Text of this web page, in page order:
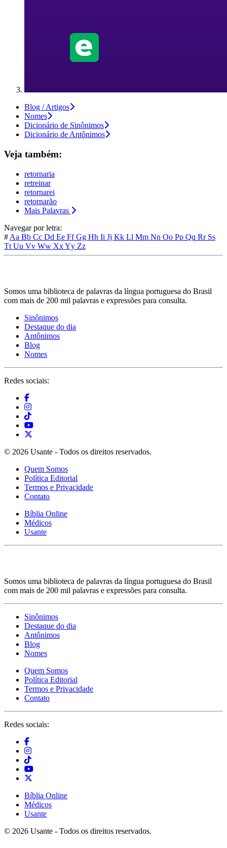
Blog / Artigos
Nomes
Dicionário de Sinônimos
Dicionário de Antônimos
Veja também:
retornaria
retreinar
retornarei
retornarão
Mais Palavras
Navegar por letra:
# Aa Bb Cc Dd Ee FfGg Hh Ii Jj Kk Ll Mm Nn Oo Pp Qq Rr Ss
Tt Uu Vv Ww XxYy Zz
Somos uma biblioteca de palavras da língua portuguesa do Brasil
com mais de 200 mil palavras e expressões para consulta.
Sinônimos
Destaque do dia
Antônimos
Blog
Nomes
Redes sociais:
© 2026 Usante - Todos os direitos reservados.
Quem Somos
Política Editorial
Termos e Privacidade
Contato
Bíblia Online
Médicos
Usante
Somos uma biblioteca de palavras da língua portuguesa do Brasil
com mais de 200 mil palavras e expressões para consulta.
Sinônimos
Destaque do dia
Antônimos
Blog
Nomes
Quem Somos
Política Editorial
Termos e Privacidade
Contato
Redes sociais:
Bíblia Online
Médicos
Usante
© 2026 Usante - Todos os direitos reservados.